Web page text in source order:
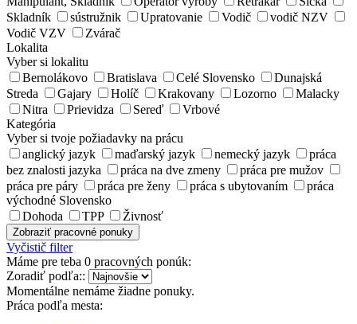
Skladník
sústružnik Upratovanie Vodič
vodič NZV
Vodič VZV
Zvárač
Lokalita
Vyber si lokalitu
Bernolákovo
Bratislava Celé Slovensko
Dunajská
Streda
Gajary Holíč Krakovany Lozorno
Malacky
Nitra
Prievidza Sereď
Vrbové
Kategória
Vyber si tvoje požiadavky na prácu
anglický jazyk
maďarský jazyk nemecký jazyk
práca
bez znalosti jazyka
práca na dve zmeny
práca pre mužov
práca pre páry
práca pre ženy práca s ubytovaním
práca
východné Slovensko
Dohoda
TPP Živnosť
Zobraziť pracovné ponuky
Vyčistič filter
Máme pre teba 0 pracovných ponúk:
Zoradiť podľa::
Momentálne nemáme žiadne ponuky.
Práca podľa mesta: